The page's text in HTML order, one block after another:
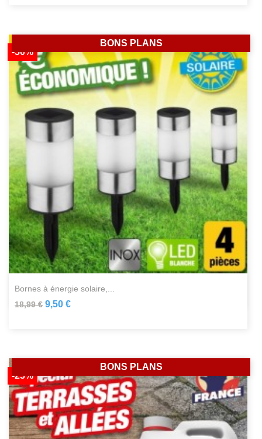
bornes à énergie solaire,...
18,99 €
-50%
9,50 €
BONS PLANS
-25%
BONS PLANS